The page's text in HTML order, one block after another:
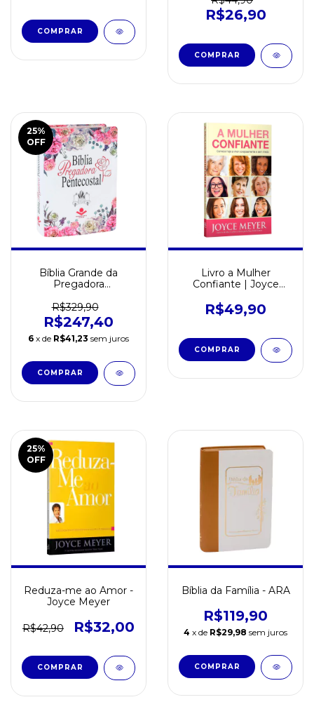
R$26,90
25%
OFF
Bíblia Grande da
Pregadora
Couro Ilustrada - ARC
R$329,90
R$247,40
6 x de R$41,23 sem juros
Livro a Mulher
Confiante | Joyce
R$49,90
25%
OFF
Reduza-me ao Amor -
Joyce Meyer
R$42,90 R$32,00
Bíblia da Família - ARA
R$119,90
4 x de R$29,98 sem juros